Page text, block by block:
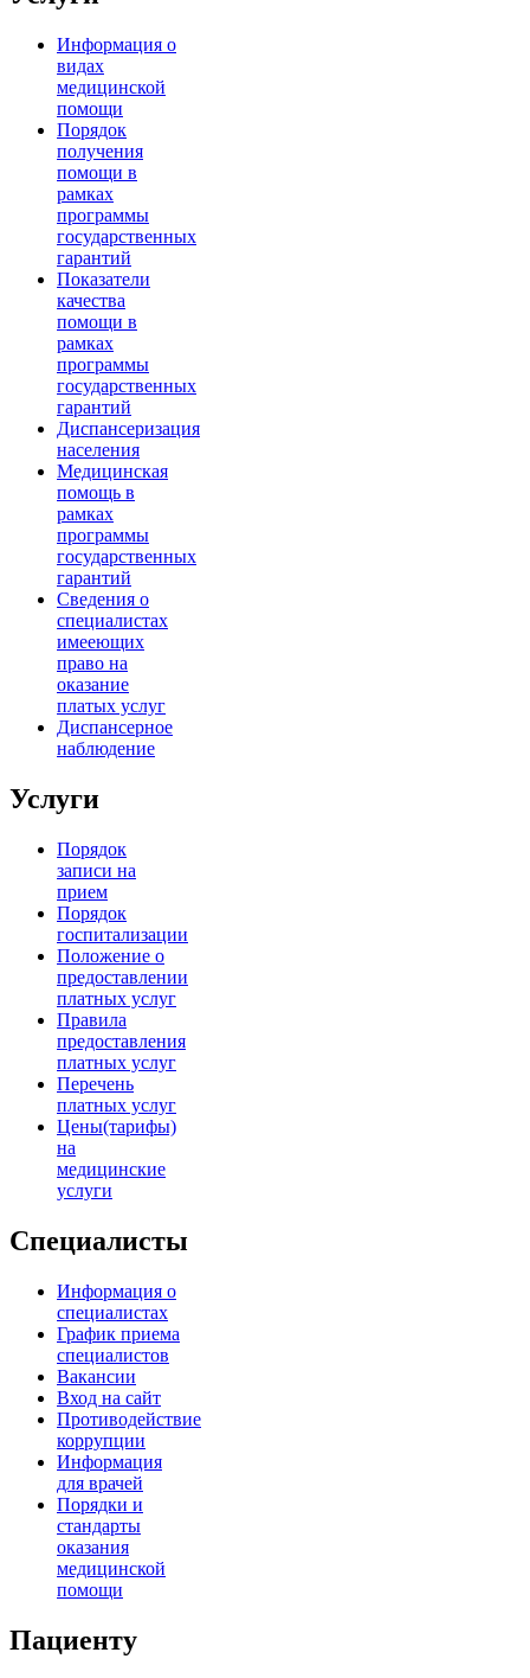
Информация о
видах
медицинской
помощи
Порядок
получения
помощи в
рамках
программы
государственных
гарантий
Показатели
качества
помощи в
рамках
программы
государственных
гарантий
Диспансеризация
населения
Медицинская
помощь в
рамках
программы
государственных
гарантий
Сведения о
специалистах
имееющих
право на
оказание
платых услуг
Диспансерное
наблюдение
Услуги
Порядок
записи на
прием
Порядок
госпитализации
Положение о
предоставлении
платных услуг
Правила
предоставления
платных услуг
Перечень
платных услуг
Цены(тарифы)
на
медицинские
услуги
Специалисты
Информация о
специалистах
График приема
специалистов
Вакансии
Вход на сайт
Противодействие
коррупции
Информация
для врачей
Порядки и
стандарты
оказания
медицинской
помощи
Пациенту